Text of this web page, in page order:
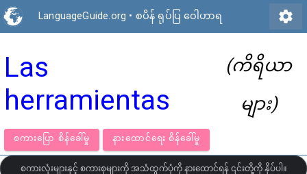
LanguageGuide.org • စပိန် ရုပ်ပြ ဝေါဟာရ settings
Las
herramientas
(ကိရိယာ
များ)
စကားပြော စိန်ခေါ်မှု နားထောင်ရေး စိန်ခေါ်မှု
စကားလုံးများနှင့် စကားစုများကို အသံထွက်ပုံကို နားထောင်ရန် ၎င်းတို့ကို နှိပ်ပါ။